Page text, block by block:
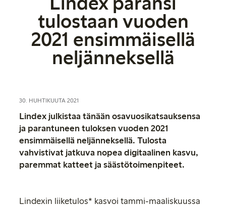
tulostaan vuoden
2021 ensimmäisellä
neljänneksellä
30. HUHTIKUUTA 2021
Lindex julkistaa tänään osavuosikatsauksensa
ja parantuneen tuloksen vuoden 2021
ensimmäisellä neljänneksellä. Tulosta
vahvistivat jatkuva nopea digitaalinen kasvu,
paremmat katteet ja säästötoimenpiteet.
Lindexin liiketulos* kasvoi tammi-maaliskuussa